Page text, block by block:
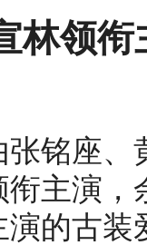
林领
张铭座
主演
的古装